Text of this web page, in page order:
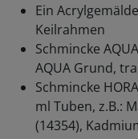
Ein
Keilrahmen
Schmincke
AQUA Grund,
Schmincke
ml Tuben, z.B.:
(14354),